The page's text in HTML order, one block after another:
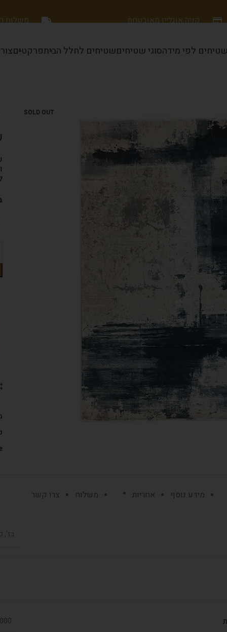
משלוח קניה אונליין מאובטחת
שטיחים לפי מידהסוגי שטיחיםשטיחים לחלל הביתפרקטים
SOLD OUT
מידע נוסף אחריות משלוח צרו קשר
בז',